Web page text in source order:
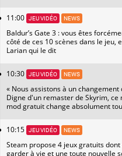
11:00 JEU VIDÉO NEWS
Baldur’s Gate 3 : vous êtes
côté de ces 10 scènes dans le jeu,
Larian qui le dit
10:30 JEU VIDÉO NEWS
« Nous assistons à un changement
Digne d'un remaster de Skyrim, ce
mod gratuit change absolument
10:15 JEU VIDÉO NEWS
Steam propose 4 jeux gratuits dont
garder à vie et une toute nouvelle